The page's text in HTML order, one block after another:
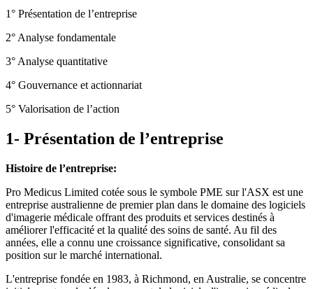
1° Présentation de l’entreprise
2° Analyse fondamentale
3° Analyse quantitative
4° Gouvernance et actionnariat
5° Valorisation de l’action
1- Présentation de l’entreprise
Histoire de l’entreprise:
Pro Medicus Limited cotée sous le symbole PME sur l'ASX est une
entreprise australienne de premier plan dans le domaine des logiciels
d'imagerie médicale offrant des produits et services destinés à
améliorer l'efficacité et la qualité des soins de santé. Au fil des
années, elle a connu une croissance significative, consolidant sa
position sur le marché international.
L'entreprise fondée en 1983, à Richmond, en Australie, se concentre